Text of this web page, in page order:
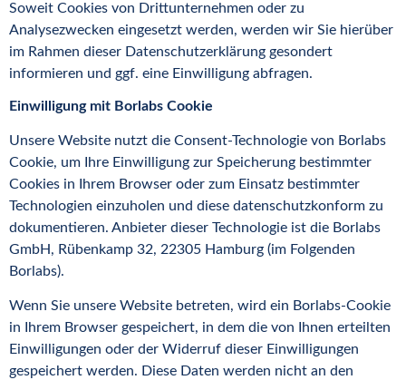
Soweit Cookies von Drittunternehmen oder zu
Analysezwecken eingesetzt werden, werden wir Sie hierüber
im Rahmen dieser Datenschutzerklärung gesondert
informieren und ggf. eine Einwilligung abfragen.
Einwilligung mit Borlabs Cookie
Unsere Website nutzt die Consent-Technologie von Borlabs
Cookie, um Ihre Einwilligung zur Speicherung bestimmter
Cookies in Ihrem Browser oder zum Einsatz bestimmter
Technologien einzuholen und diese datenschutzkonform zu
dokumentieren. Anbieter dieser Technologie ist die Borlabs
GmbH, Rübenkamp 32, 22305 Hamburg (im Folgenden
Borlabs).
Wenn Sie unsere Website betreten, wird ein Borlabs-Cookie
in Ihrem Browser gespeichert, in dem die von Ihnen erteilten
Einwilligungen oder der Widerruf dieser Einwilligungen
gespeichert werden. Diese Daten werden nicht an den